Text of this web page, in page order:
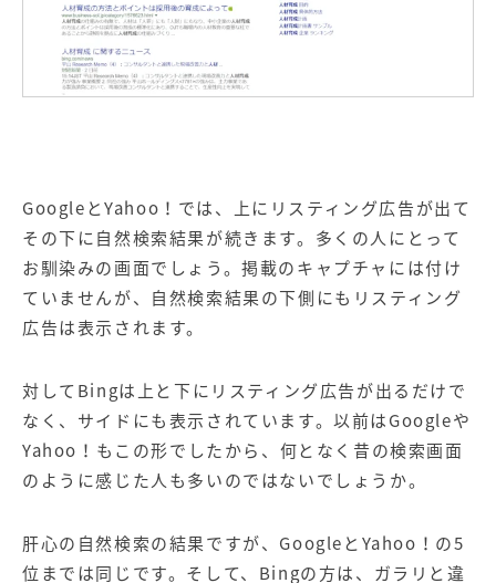
GoogleとYahoo！では、上にリスティング広告が出て
その下に自然検索結果が続きます。多くの人にとって
お馴染みの画面でしょう。掲載のキャプチャには付け
ていませんが、自然検索結果の下側にもリスティング
広告は表示されます。
対してBingは上と下にリスティング広告が出るだけで
なく、サイドにも表示されています。以前はGoogleや
Yahoo！もこの形でしたから、何となく昔の検索画面
のように感じた人も多いのではないでしょうか。
肝心の自然検索の結果ですが、GoogleとYahoo！の5
位までは同じです。そして、Bingの方は、ガラリと違